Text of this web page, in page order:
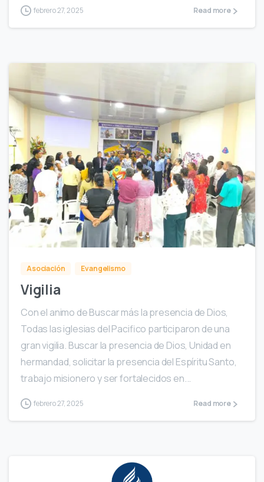
febrero 27, 2025 Read more
Asociación Evangelismo
Vigilia
Con el animo de Buscar más la presencia de Dios,
Todas las iglesias del Pacifico participaron de una
gran vigilia. Buscar la presencia de Dios, Unidad en
hermandad, solicitar la presencia del Espíritu Santo,
trabajo misionero y ser fortalecidos en...
febrero 27, 2025 Read more